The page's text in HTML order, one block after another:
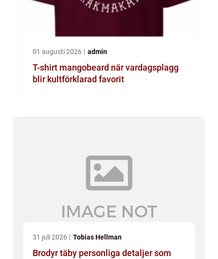
01 augusti 2026 admin
T-shirt mangobeard när vardagsplagg
blir kultförklarad favorit
31 juli 2026 Tobias Hellman
Brodyr täby personliga detaljer som